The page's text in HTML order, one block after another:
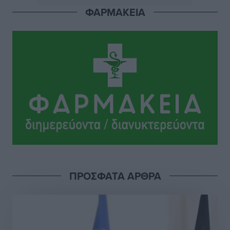
πριν 9 ώρες
ΠΑΜΕ ΣΤΟΙΧΗΜΑ: Περισσότερα από 95 εκατομμύρια
ευρώ σε κέρδη μοίρασε τον Ιούλιο
Αθλητικά• πριν 9 ώρες
Ολοκλήρωση του έργου αναβάθμισης των
Γ.Σ. Διαγόρας: Στα «κυανέρυθρα» ο Janni Pembe
Σύλληψη 21χρονου για ναρκωτικά στη Ρόδο
ΦΑΡΜΑΚΕΙΑ
ΠΡΟΣΦΑΤΑ ΑΡΘΡΑ